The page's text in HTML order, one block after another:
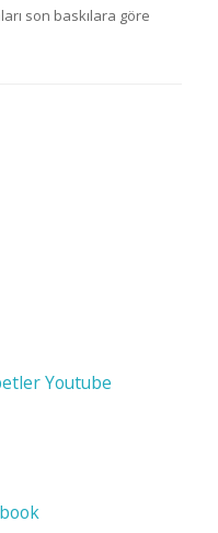
son baskılara göre
Youtube